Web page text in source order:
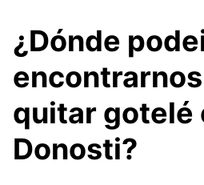
¿Dónde
quitar gotelé
Donosti?